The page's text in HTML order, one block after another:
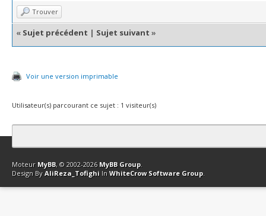
Trouver
« Sujet précédent | Sujet suivant »
Voir une version imprimable
Utilisateur(s) parcourant ce sujet : 1 visiteur(s)
Contact Club Affiliation Retourner en haut Version bas-débit
Moteur MyBB, © 2002-2026 MyBB Group.
Design By AliReza_Tofighi In WhiteCrow Software Group.